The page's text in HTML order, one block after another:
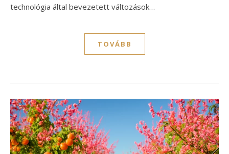
technológia által bevezetett változások…
TOVÁBB